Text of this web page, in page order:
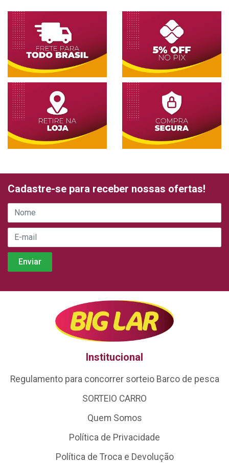
Cadastre-se para receber nossas ofertas!
Institucional
Regulamento para concorrer sorteio Barco de pesca
SORTEIO CARRO
Quem Somos
Política de Privacidade
Política de Troca e Devolução